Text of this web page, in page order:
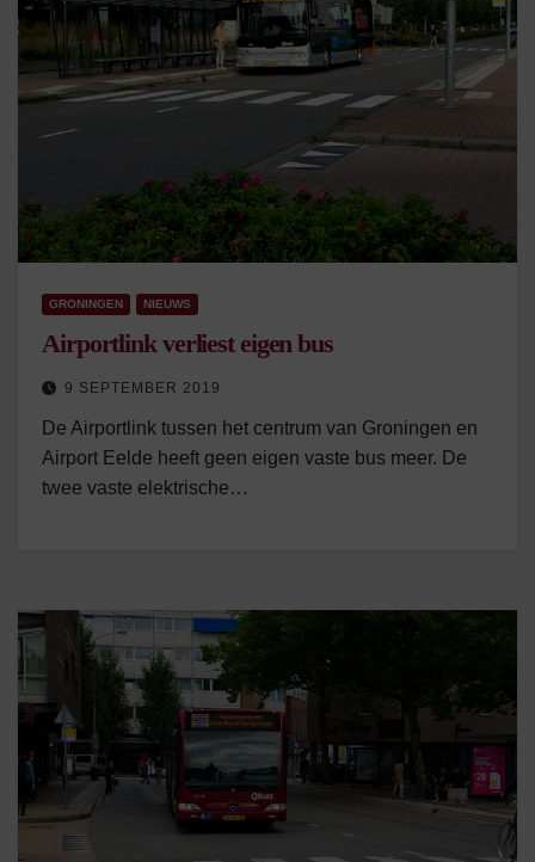
GRONINGEN NIEUWS
Airportlink verliest eigen bus
9 SEPTEMBER 2019
De Airportlink tussen het centrum van Groningen en
Airport Eelde heeft geen eigen vaste bus meer. De
twee vaste elektrische…